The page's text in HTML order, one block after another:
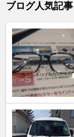
ブログ人気記事